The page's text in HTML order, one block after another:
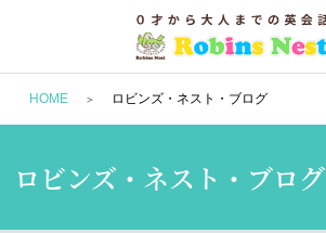
HOME ロビンズ・ネスト・ブログ
ロビンズ・ネスト・ブログ